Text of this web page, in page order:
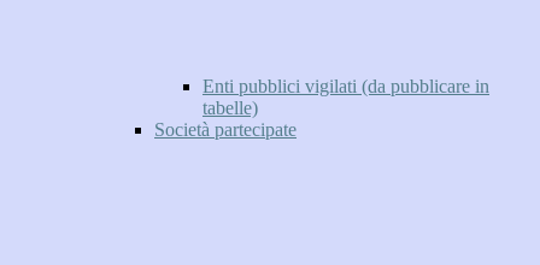
Enti pubblici vigilati (da pubblicare in
tabelle)
Società partecipate